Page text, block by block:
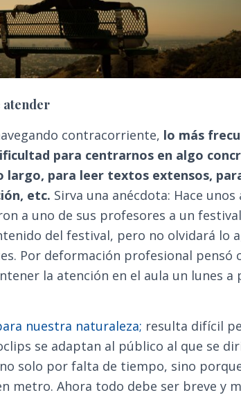
atender
contracorriente, lo más
para centrarnos en algo
largo, para leer textos extensos,
etc. Sirva una anécdota: Hace unos
a uno de sus profesores a un
del festival, pero no olvidará lo
Por deformación profesional pensó
la atención en el aula un lunes a
nuestra naturaleza; resulta difícil
se adaptan al público al que se
solo por falta de tiempo, sino
metro. Ahora todo debe ser breve y